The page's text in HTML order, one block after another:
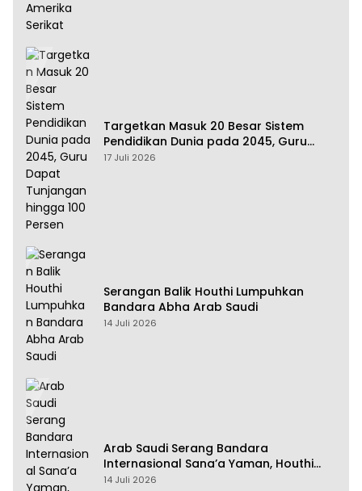
Targetkan Masuk 20 Besar Sistem
Pendidikan Dunia pada 2045, Guru
Dapat Tunjangan hingga 100 Persen
17 Juli 2026
Serangan Balik Houthi Lumpuhkan
Bandara Abha Arab Saudi
14 Juli 2026
Arab Saudi Serang Bandara
Internasional Sana’a Yaman, Houthi
Siap Serang Balik
14 Juli 2026